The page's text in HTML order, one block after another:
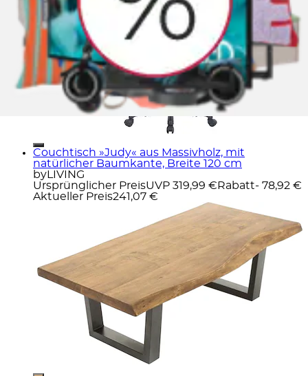
Couchtisch »Judy« aus Massivholz, mit
natürlicher Baumkante, Breite 120 cm
byLIVING
Ursprünglicher PreisUVP 319,99 € Rabatt- 78,92 €
Aktueller Preis241,07 €